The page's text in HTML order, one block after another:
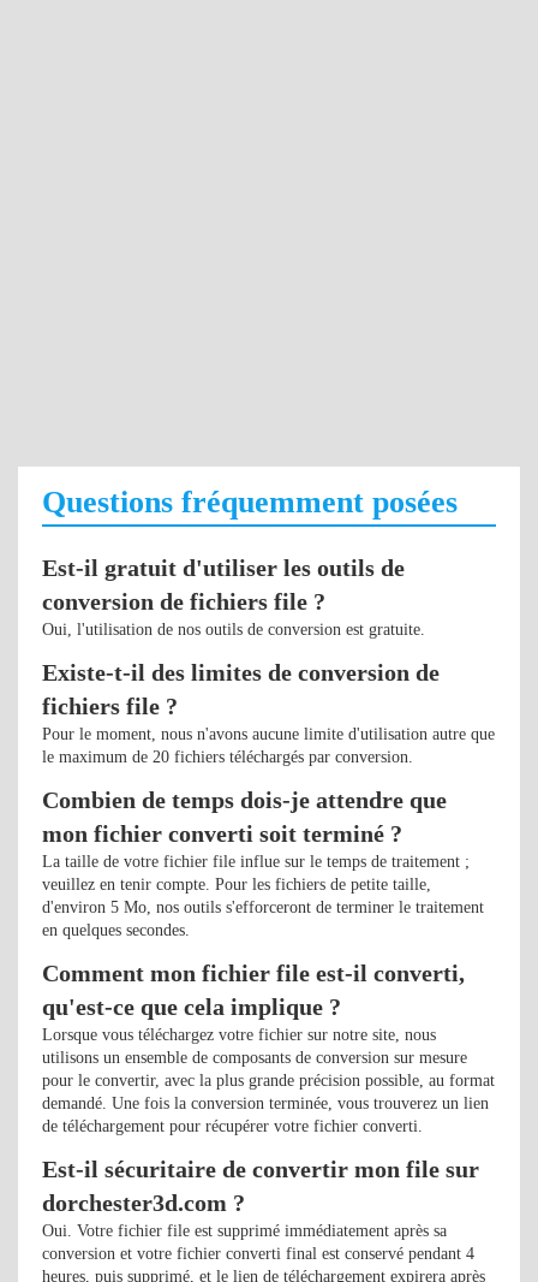
Questions fréquemment posées
Est-il gratuit d'utiliser les outils de
conversion de fichiers file ?
Oui, l'utilisation de nos outils de conversion est gratuite.
Existe-t-il des limites de conversion de
fichiers file ?
Pour le moment, nous n'avons aucune limite d'utilisation autre que
le maximum de 20 fichiers téléchargés par conversion.
Combien de temps dois-je attendre que
mon fichier converti soit terminé ?
La taille de votre fichier file influe sur le temps de traitement ;
veuillez en tenir compte. Pour les fichiers de petite taille,
d'environ 5 Mo, nos outils s'efforceront de terminer le traitement
en quelques secondes.
Comment mon fichier file est-il converti,
qu'est-ce que cela implique ?
Lorsque vous téléchargez votre fichier sur notre site, nous
utilisons un ensemble de composants de conversion sur mesure
pour le convertir, avec la plus grande précision possible, au format
demandé. Une fois la conversion terminée, vous trouverez un lien
de téléchargement pour récupérer votre fichier converti.
Est-il sécuritaire de convertir mon file sur
dorchester3d.com ?
Oui. Votre fichier file est supprimé immédiatement après sa
conversion et votre fichier converti final est conservé pendant 4
heures, puis supprimé, et le lien de téléchargement expirera après